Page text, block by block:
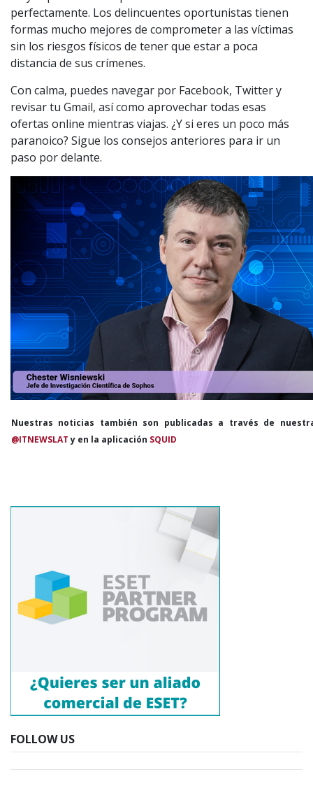
perfectamente. Los delincuentes oportunistas tienen
formas mucho mejores de comprometer a las víctimas
sin los riesgos físicos de tener que estar a poca
distancia de sus crímenes.
Con calma, puedes navegar por Facebook, Twitter y
revisar tu Gmail, así como aprovechar todas esas
ofertas online mientras viajas. ¿Y si eres un poco más
paranoico? Sigue los consejos anteriores para ir un
paso por delante.
Nuestras noticias también son publicadas a través de
@ITNEWSLATy en la aplicación SQUID
FOLLOW US